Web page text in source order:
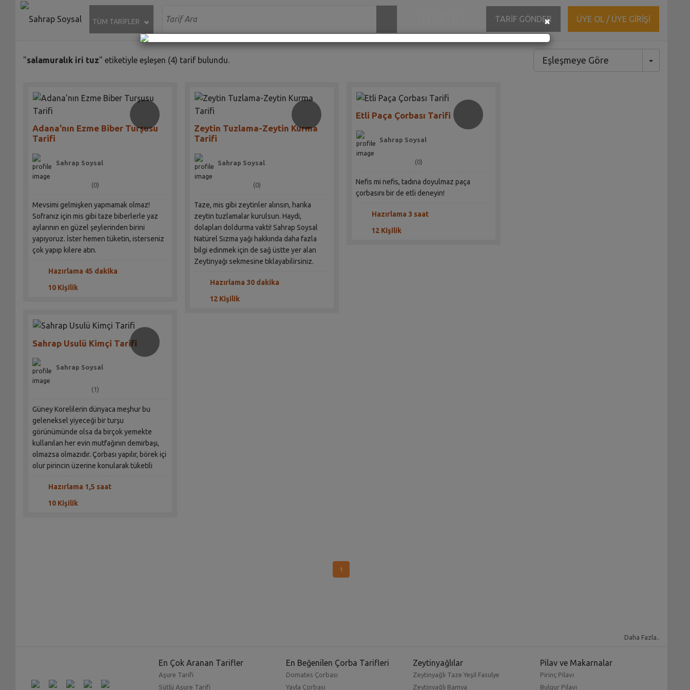
TÜM TARİFLER TARİF GÖNDER ÜYE OL / ÜYE GİRİŞİ
"salamuralık iri tuz" etiketiyle eşleşen (4) tarif bulundu. Eşleşmeye Göre Toggle
Adana'nın Ezme Biber Turşusu
Tarifi
Sahrap Soysal
(0)
Mevsimi gelmişken yapmamak olmaz!
Sofranız için mis gibi taze biberlerle yaz
aylarının en güzel şeylerinden birini
yapıyoruz. İster hemen tüketin, isterseniz
çok yapıp kilere atın.
Hazırlama 45 dakika
10 Kişilik
Sahrap Usulü Kimçi Tarifi
Sahrap Soysal
(1)
Güney Korelilerin dünyaca meşhur bu
geleneksel yiyeceği bir turşu
görünümünde olsa da birçok yemekte
kullanılan her evin mutfağının demirbaşı,
olmazsa olmazıdır. Çorbası yapılır, börek içi
olur pirincin üzerine konularak tüketili
Hazırlama 1,5 saat
10 Kişilik
Zeytin Tuzlama-Zeytin Kurma
Tarifi
Sahrap Soysal
(0)
Taze, mis gibi zeytinler alınsın, harika
zeytin tuzlamalar kurulsun. Haydi,
dolapları doldurma vakti! Sahrap Soysal
Natürel Sızma yağı hakkında daha fazla
bilgi edinmek için de sağ üstte yer alan
Zeytinyağı sekmesine tıklayabilirsiniz.
Hazırlama 30 dakika
12 Kişilik
Etli Paça Çorbası Tarifi
Sahrap Soysal
(0)
Nefis mi nefis, tadına doyulmaz paça
çorbasını bir de etli deneyin!
Hazırlama 3 saat
12 Kişilik
1
Daha Fazla..
En Çok Aranan Tarifler
Aşure Tarifi
Sütlü Aşure Tarifi
En Beğenilen Çorba Tarifleri
Domates Çorbası
Yayla Çorbası
Zeytinyağlılar
Zeytinyağlı Taze Yeşil Fasulye
Zeytinyağlı Bamya
Pilav ve Makarnalar
Pirinç Pilavı
Bulgur Pilavı
×Close